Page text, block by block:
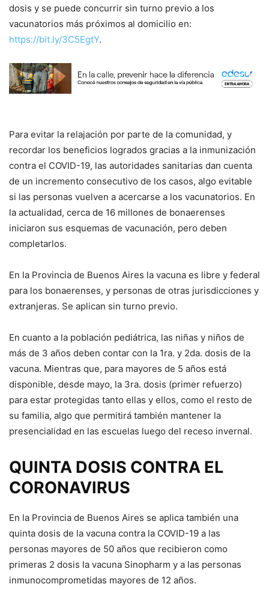
dosis y se puede concurrir sin turno previo a los
vacunatorios más próximos al domicilio en:
https://bit.ly/3C5EgtY.
Para evitar la relajación por parte de la comunidad, y
recordar los beneficios logrados gracias a la inmunización
contra el COVID-19, las autoridades sanitarias dan cuenta
de un incremento consecutivo de los casos, algo evitable
si las personas vuelven a acercarse a los vacunatorios. En
la actualidad, cerca de 16 millones de bonaerenses
iniciaron sus esquemas de vacunación, pero deben
completarlos.
En la Provincia de Buenos Aires la vacuna es libre y federal
para los bonaerenses, y personas de otras jurisdicciones y
extranjeras. Se aplican sin turno previo.
En cuanto a la población pediátrica, las niñas y niños de
más de 3 años deben contar con la 1ra. y 2da. dosis de la
vacuna. Mientras que, para mayores de 5 años está
disponible, desde mayo, la 3ra. dosis (primer refuerzo)
para estar protegidas tanto ellas y ellos, como el resto de
su familia, algo que permitirá también mantener la
presencialidad en las escuelas luego del receso invernal.
QUINTA DOSIS CONTRA EL
CORONAVIRUS
En la Provincia de Buenos Aires se aplica también una
quinta dosis de la vacuna contra la COVID-19 a las
personas mayores de 50 años que recibieron como
primeras 2 dosis la vacuna Sinopharm y a las personas
inmunocomprometidas mayores de 12 años.